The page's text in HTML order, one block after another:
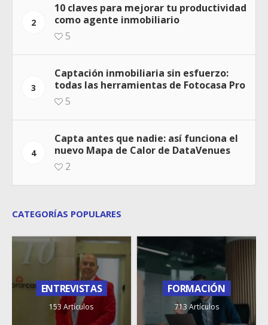
2
10 claves para mejorar tu productividad
como agente inmobiliario
5
3
Captación inmobiliaria sin esfuerzo:
todas las herramientas de Fotocasa Pro
5
4
Capta antes que nadie: así funciona el
nuevo Mapa de Calor de DataVenues
2
CATEGORÍAS POPULARES
ENTREVISTAS
153 Artículos
FORMACIÓN
713 Artículos